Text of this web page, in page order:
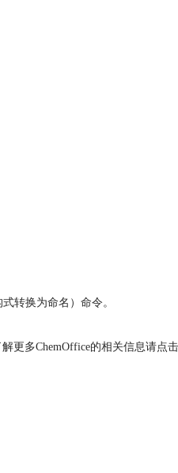
转换为命名）命令。
更多ChemOffice的相关信息请点击